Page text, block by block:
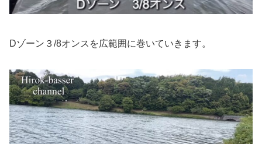
Dゾーン３/8オンスを広範囲に巻いていきます。